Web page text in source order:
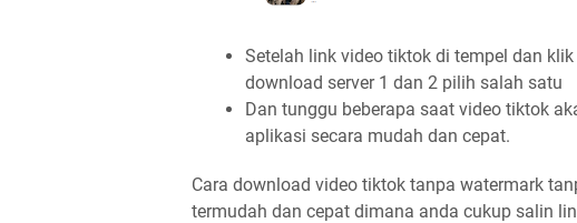
Setelah link video tiktok di tempel dan
download server 1 dan 2 pilih salah satu
Dan tunggu beberapa saat video tiktok
aplikasi secara mudah dan cepat.
Cara download video tiktok tanpa watermark
termudah dan cepat dimana anda cukup salin